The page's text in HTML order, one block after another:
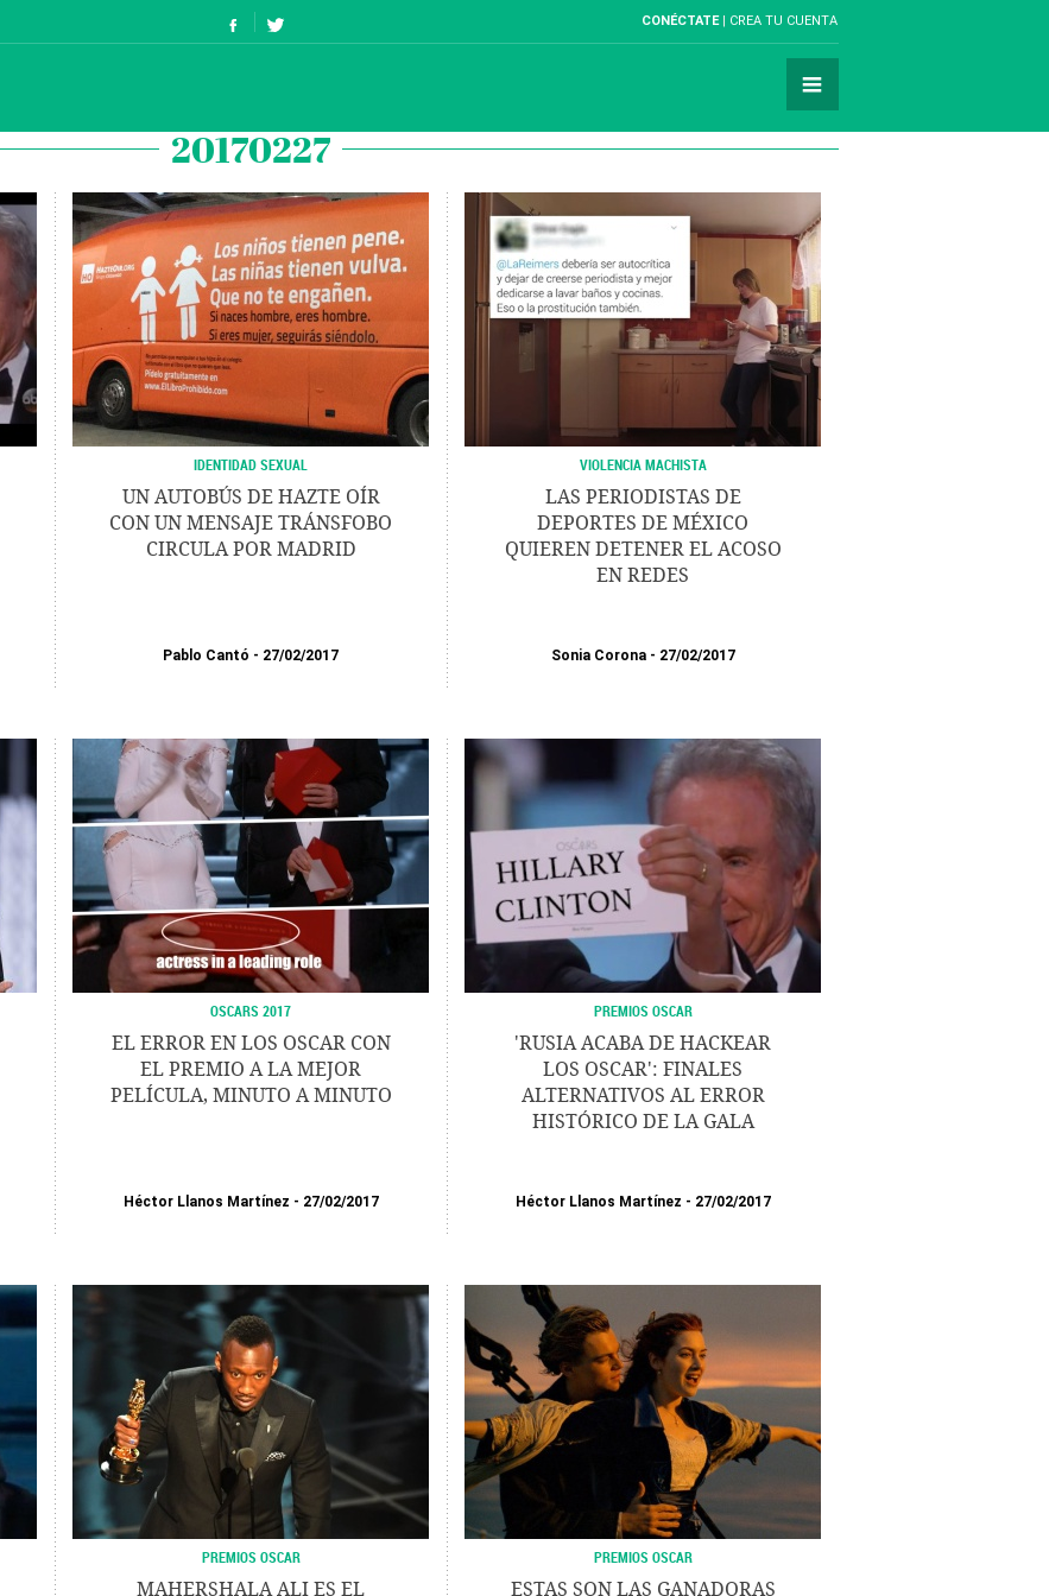
CONÉCTATE CREA TU CUENTA
20170227
IDENTIDAD SEXUAL
UN AUTOBÚS DE HAZTE OÍR
CON UN MENSAJE TRÁNSFOBO
CIRCULA POR MADRID
Pablo Cantó 27/02/2017
VIOLENCIA MACHISTA
LAS PERIODISTAS DE
DEPORTES DE MÉXICO
QUIEREN DETENER EL ACOSO
EN REDES
Sonia Corona 27/02/2017
OSCARS 2017
EL ERROR EN LOS OSCAR CON
EL PREMIO A LA MEJOR
PELÍCULA, MINUTO A MINUTO
Héctor Llanos Martínez 27/02/2017
PREMIOS OSCAR
'RUSIA ACABA DE HACKEAR
LOS OSCAR': FINALES
ALTERNATIVOS AL ERROR
HISTÓRICO DE LA GALA
Héctor Llanos Martínez 27/02/2017
PREMIOS OSCAR
MAHERSHALA ALI ES EL
PREMIOS OSCAR
ESTAS SON LAS GANADORAS